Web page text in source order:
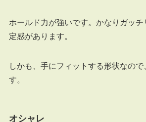
ホールド力が強いです。かなりガッ
定感があります。
しかも、手にフィットする形状なの
す。
オシャレ